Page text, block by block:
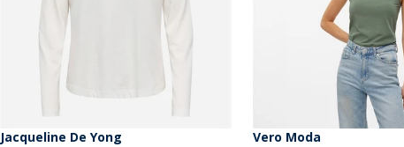
Jacqueline De Yong
Vero Moda